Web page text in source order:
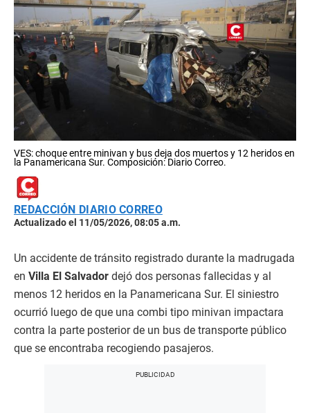
VES: choque entre minivan y bus deja dos muertos y 12 heridos en
la Panamericana Sur. Composición: Diario Correo.
REDACCIÓN DIARIO CORREO
Actualizado el 11/05/2026, 08:05 a.m.
Un accidente de tránsito registrado durante la madrugada
en Villa El Salvador dejó dos personas fallecidas y al
menos 12 heridos en la Panamericana Sur. El siniestro
ocurrió luego de que una combi tipo minivan impactara
contra la parte posterior de un bus de transporte público
que se encontraba recogiendo pasajeros.